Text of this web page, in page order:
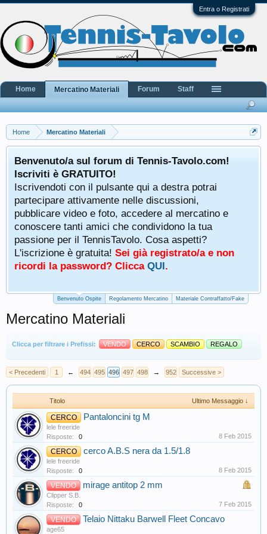
Entra o Registrati
Home Mercatino Materiali
Benvenuto/a sul forum di Tennis-Tavolo.com!
Iscriviti è GRATUITO!
Iscrivendoti con il pulsante qui a destra potrai
partecipare attivamente nelle discussioni,
pubblicare video e foto, accedere al mercatino e
conoscere tanti amici che condividono la tua
passione per il TennisTavolo. Cosa aspetti?
L'iscrizione è gratuita! Sei già registrato/a e non
ricordi la password? Clicca QUI.
Benvenuto Ospite Regolamento Mercatino Materiale Contraffatto/Fake
Mercatino Materiali
Clicca per filtrare i Prefissi: VENDO CERCO SCAMBIO REGALO
< Precedenti 1 ← 494 495 496 497 498 → 952 Successive >
Titolo Ultimo Messaggio ↓
CERCO Pantaloncini tg M
lele freeride
Risposte:
0 8 Feb 2015
CERCO cerco A.B.S nera da 1.5/1.8
lele freeride
Risposte:
0 8 Feb 2015
VENDO mirage antitop 2 mm
Clipper S.B.
Risposte:
0 7 Feb 2015
VENDO Telaio Nittaku Barwell Fleet Concavo
age65
Home Mercatino Materiali Forum Staff